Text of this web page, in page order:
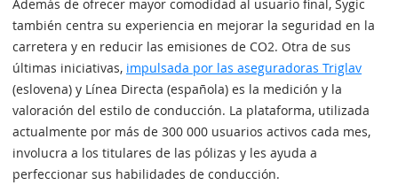
Además de ofrecer mayor comodidad al usuario final, Sygic
también centra su experiencia en mejorar la seguridad en la
carretera y en reducir las emisiones de CO2. Otra de sus
últimas iniciativas, impulsada por las aseguradoras Triglav
(eslovena) y Línea Directa (española) es la medición y la
valoración del estilo de conducción. La plataforma, utilizada
actualmente por más de 300 000 usuarios activos cada mes,
involucra a los titulares de las pólizas y les ayuda a
perfeccionar sus habilidades de conducción.